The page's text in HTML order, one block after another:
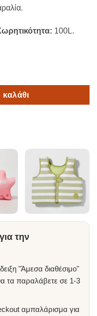
100L.
την
"Άμεσα διαθέσιμο"
τα παραλάβετε σε 1-3
αμπαλάρισμα για